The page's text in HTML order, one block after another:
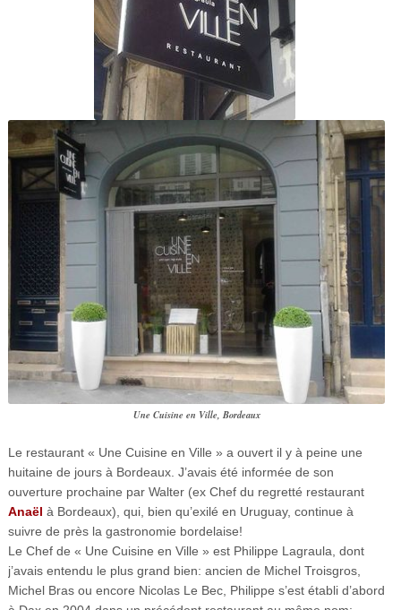
Une Cuisine en Ville, Bordeaux
Le restaurant « Une Cuisine en Ville » a ouvert il y à peine une
huitaine de jours à Bordeaux. J’avais été informée de son
ouverture prochaine par Walter (ex Chef du regretté restaurant
Anaël à Bordeaux), qui, bien qu’exilé en Uruguay, continue à
suivre de près la gastronomie bordelaise!
Le Chef de « Une Cuisine en Ville » est Philippe Lagraula, dont
j’avais entendu le plus grand bien: ancien de Michel Troisgros,
Michel Bras ou encore Nicolas Le Bec, Philippe s’est établi d’abord